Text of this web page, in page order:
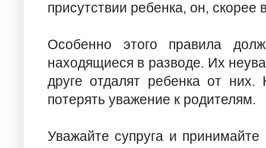
присутствии ребенка, он, скорее
Особенно этого правила
находящиеся в разводе. Их
друге отдалят ребенка от
потерять уважение к родителям.
Уважайте супруга и